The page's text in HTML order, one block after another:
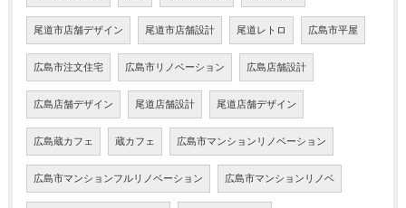
尾道市店舗デザイン 尾道市店舗設計 尾道レトロ 広島市平屋
広島市注文住宅 広島市リノベーション 広島店舗設計
広島店舗デザイン 尾道店舗設計 尾道店舗デザイン
広島蔵カフェ 蔵カフェ 広島市マンションリノベーション
広島市マンションフルリノベーション 広島市マンションリノベ